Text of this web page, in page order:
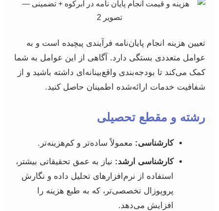
تعیین هزینه انجام پایان‌نامه فرآیندی پیچیده است و به
عوامل متعددی بستگی دارد. آگاهی از این عوامل به شما
کمک می‌کند تا بودجه‌بندی واقع‌بینانه‌ای داشته باشید و از
شفافیت خدمات ارائه‌شده اطمینان حاصل کنید.
رشته و مقطع تحصیلی
کارشناسی: معمولاً ساده‌تر و کم‌هزینه‌تر.
کارشناسی ارشد: نیاز به عمق تحقیقاتی بیشتر،
استفاده از نرم‌افزارهای تحلیل داده و نگارش
پروپوزال تخصصی‌تر، که به طبع هزینه را
افزایش می‌دهد.